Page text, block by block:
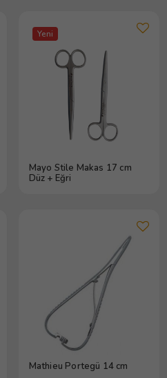
Yeni
Mayo Stile Makas 17 cm
Düz + Eğri
Mathieu Portegü 14 cm